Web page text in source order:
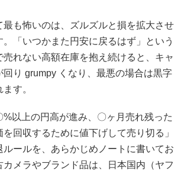
最も怖いのは、ズルズルと損を拡大させ
「いつかまた円安に戻るはず」という
れない高額在庫を抱え続けると、キャ
回り grumpy くなり、最悪の場合は黒字
す。
%以上の円高が進み、〇ヶ月売れ残った
回収するために値下げして売り切る」
ルールを、あらかじめノートに書いてお
カメラやブランド品は、日本国内（ヤフ